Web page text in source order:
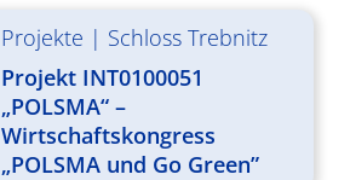
Projekte | Schloss Trebnitz
Projekt INT0100051
„POLSMA“ –
Wirtschaftskongress
„POLSMA und Go Green”